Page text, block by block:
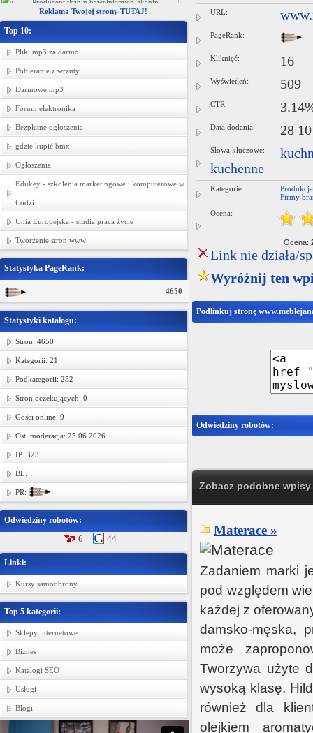
Reklama Twojej strony TUTAJ!
Top 10:
Pliki mp3 za darmo
Pobieranie z wrzuty
Darmowe mp3
Forum elektronika
Bezpłatne ogłoszenia
gdzie kupić bmx
Ogłoszenia
Edukey - szkolenia marketingowe i komputerowe w
Łodzi
Unia Europejska - studia praca życie
Tworzenie stron www
Statystyka PageRank:
4650
Statystyki katalogu:
Stron: 4650
Kategorii: 21
Podkategorii: 252
Stron oczekujących: 0
Gości online: 9
Ost. moderacja: 25 06 2026
IP: 323
BL:
PR:
Odwiedziny robotów:
6 44
Linki:
Kursy samoobrony
Top 5 kategorii:
Sklepy internetowe
Biznes
Katalogi SEO
Usługi
Blogi
URL:
PageRank:
Kliknięć: 16
Wyświetleń: 509
CTR:
Data dodania: 28
Słowa kluczowe:
kuchenne
Kategorie:
Firmy
Ocena:
Ocena:
Link nie działa/
Wyróżnij ten
Podlinkuj stronę
Odwiedziny robotów:
Zobacz podobne
Materace »
Zadaniem marki
pod względem
każdej z
damsko-męska,
może
Tworzywa użyte
wysoką klasę.
również dla
olejkiem